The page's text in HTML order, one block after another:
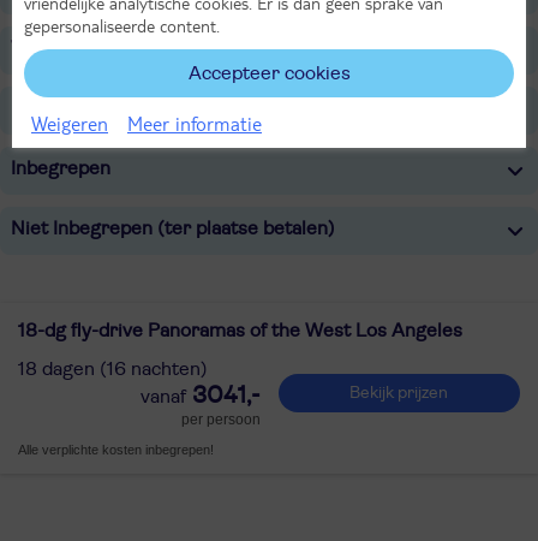
Verzorging
Inbegrepen
Niet Inbegrepen (ter plaatse betalen)
18-dg fly-drive Panoramas of the West Los Angeles
18 dagen (16 nachten)
3041,-
per persoon
Bekijk prijzen
Alle verplichte kosten inbegrepen!
gepersonaliseerde content.
Accepteer cookies
Weigeren Meer informatie